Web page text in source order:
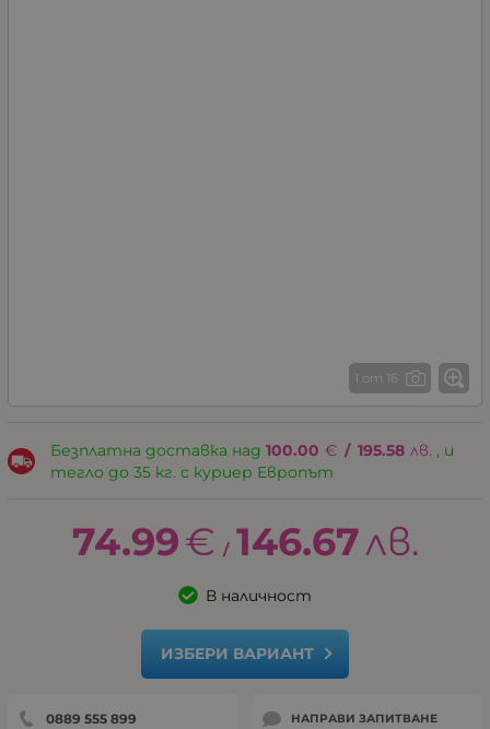
1 от 16
Безплатна доставка над 100.00 € / 195.58 лв. , и
тегло до 35 кг. с куриер Европът
74.99€ / 146.67лв.
В наличност
ИЗБЕРИ ВАРИАНТ
0889 555 899 НАПРАВИ ЗАПИТВАНЕ